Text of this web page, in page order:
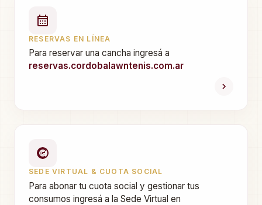
RESERVAS EN LÍNEA
Para reservar una cancha ingresá a
reservas.cordobalawntenis.com.ar
SEDE VIRTUAL & CUOTA SOCIAL
Para abonar tu cuota social y gestionar tus
consumos ingresá a la Sede Virtual en